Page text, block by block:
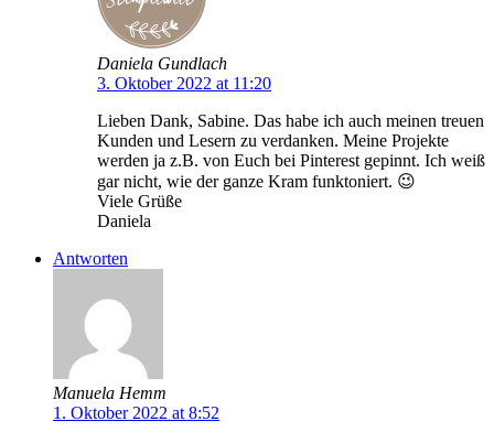
Daniela Gundlach
3. Oktober 2022 at 11:20
Lieben Dank, Sabine. Das habe ich auch meinen treuen
Kunden und Lesern zu verdanken. Meine Projekte
werden ja z.B. von Euch bei Pinterest gepinnt. Ich weiß
gar nicht, wie der ganze Kram funktoniert. 😉
Viele Grüße
Daniela
Antworten
Manuela Hemm
1. Oktober 2022 at 8:52